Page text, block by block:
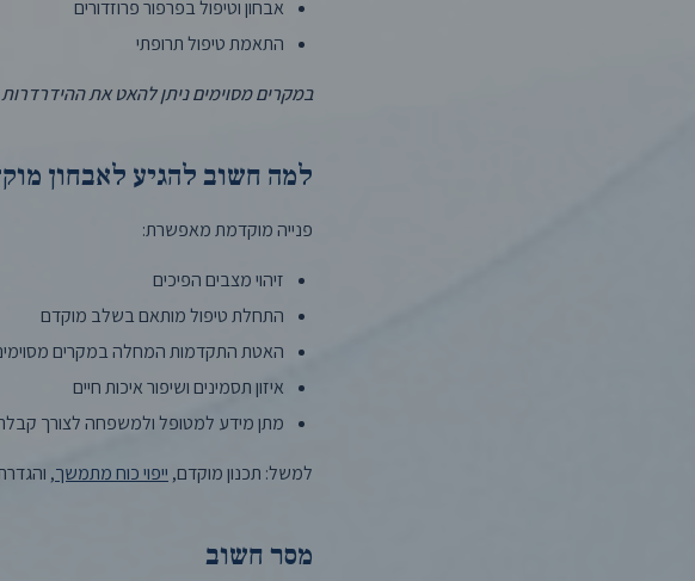
אבחון וטיפול בפרפור פרוזדורים
התאמת טיפול תרופתי
במקרים מסוימים ניתן להאט את
למה חשוב להגיע לאבחון
פנייה מוקדמת מאפשרת:
זיהוי מצבים הפיכים
התחלת טיפול מותאם בשלב מוקדם
האטת התקדמות המחלה במקרים
איזון תסמינים ושיפור איכות חיים
מתן מידע למטופל ולמשפחה לצורך
למשל: תכנון מוקדם, ייפוי כוח מתמשך,
מסר חשוב